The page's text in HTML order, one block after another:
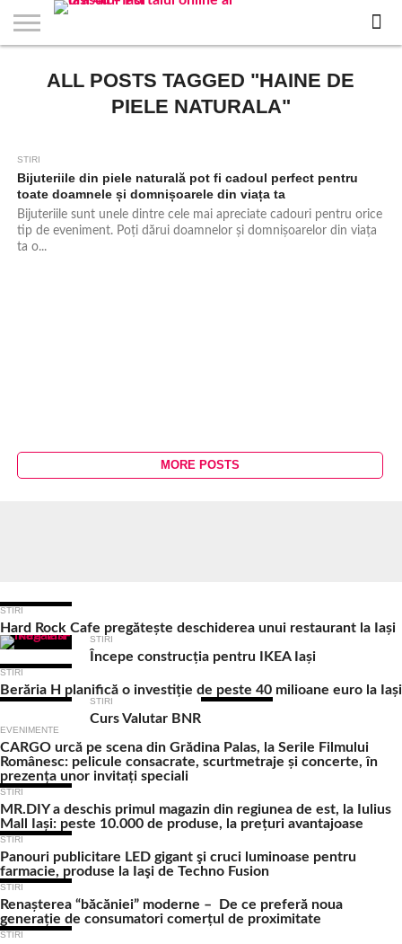
STIRI
APARTAMENTE
NOI IASI
STIRI
IASI
JOBS
IN
FILME
LA
CLUBURI /
DISCOTECI
BARURI /
CAFENELE
SALI DE
FORTA
SALOANE DE
INFRUMUSETARE
AGENTII
DE
RESTAURANTE
IN IASI
PIZZA
IN
PISCINA
IN IASI
FLORARII
RADIO
LIVE
SPALATORII
AUTO
TRACTARI
AUTO
TAXI
IN
CINEMA
TEATRU
HOTELURI
TEREN
SPORTIV
TEREN
TENIS
FARMACII
NON
COFFEE-
TO-GO
FIRME DE
PUBLICITATE
RENT
ALL POSTS TAGGED "HAINE DE
PIELE NATURALA"
STIRI
Bijuteriile din piele naturalӑ pot fi cadoul perfect pentru
toate doamnele și domnișoarele din viața ta
Bijuteriile sunt unele dintre cele mai apreciate cadouri pentru orice
tip de eveniment. Poți dӑrui doamnelor și domnișoarelor din viața
ta o...
MORE POSTS
STIRI
Hard Rock Cafe pregătește deschiderea unui restaurant la Iași
STIRI
Începe construcția pentru IKEA Iași
STIRI
Berăria H planifică o investiție de peste 40 milioane euro la Iași
STIRI
Curs Valutar BNR
EVENIMENTE
CARGO urcă pe scena din Grădina Palas, la Serile Filmului
Românesc: pelicule consacrate, scurtmetraje și concerte, în
prezența unor invitați speciali
STIRI
MR.DIY a deschis primul magazin din regiunea de est, la Iulius
Mall Iași: peste 10.000 de produse, la prețuri avantajoase
STIRI
Panouri publicitare LED gigant şi cruci luminoase pentru
farmacie, produse la Iaşi de Techno Fusion
STIRI
Renașterea “băcăniei” moderne – De ce preferă noua
generație de consumatori comerțul de proximitate
STIRI